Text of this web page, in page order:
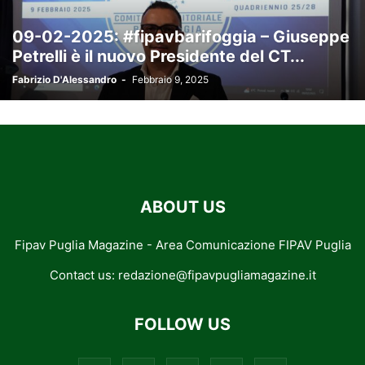
09-02-2025: #fipavbarifoggia – Giuseppe
Petrelli è il nuovo Presidente del CT...
Fabrizio D'Alessandro - Febbraio 9, 2025
ABOUT US
Fipav Puglia Magazine - Area Comunicazione FIPAV Puglia
Contact us: redazione@fipavpugliamagazine.it
FOLLOW US